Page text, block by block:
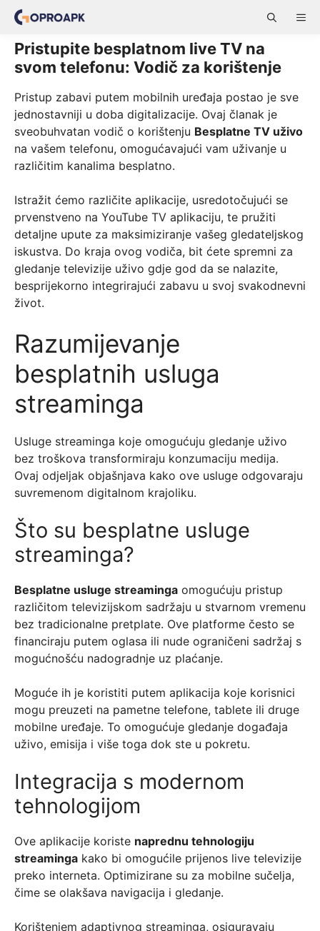
Skip
content
Pristupite besplatnom live TV na
svom telefonu: Vodič za korištenje
Pristup zabavi putem mobilnih uređaja postao je sve
jednostavniji u doba digitalizacije. Ovaj članak je
sveobuhvatan vodič o korištenju Besplatne TV uživo
na vašem telefonu, omogućavajući vam uživanje u
različitim kanalima besplatno.
Istražit ćemo različite aplikacije, usredotočujući se
prvenstveno na YouTube TV aplikaciju, te pružiti
detaljne upute za maksimiziranje vašeg gledateljskog
iskustva. Do kraja ovog vodiča, bit ćete spremni za
gledanje televizije uživo gdje god da se nalazite,
besprijekorno integrirajući zabavu u svoj svakodnevni
život.
Razumijevanje
besplatnih usluga
streaminga
Usluge streaminga koje omogućuju gledanje uživo
bez troškova transformiraju konzumaciju medija.
Ovaj odjeljak objašnjava kako ove usluge odgovaraju
suvremenom digitalnom krajoliku.
Što su besplatne usluge
streaminga?
Besplatne usluge streaminga omogućuju pristup
različitom televizijskom sadržaju u stvarnom vremenu
bez tradicionalne pretplate. Ove platforme često se
financiraju putem oglasa ili nude ograničeni sadržaj s
mogućnošću nadogradnje uz plaćanje.
Moguće ih je koristiti putem aplikacija koje korisnici
mogu preuzeti na pametne telefone, tablete ili druge
mobilne uređaje. To omogućuje gledanje događaja
uživo, emisija i više toga dok ste u pokretu.
Integracija s modernom
tehnologijom
Ove aplikacije koriste naprednu tehnologiju
streaminga kako bi omogućile prijenos live televizije
preko interneta. Optimizirane su za mobilne sučelja,
čime se olakšava navigacija i gledanje.
Korištenjem adaptivnog streaminga, osiguravaju